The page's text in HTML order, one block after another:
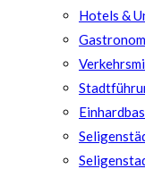
Hotels &